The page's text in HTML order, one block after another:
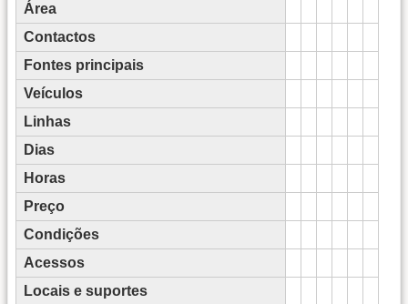
Área
Contactos
Fontes principais
Veículos
Linhas
Dias
Horas
Preço
Condições
Acessos
Locais e suportes